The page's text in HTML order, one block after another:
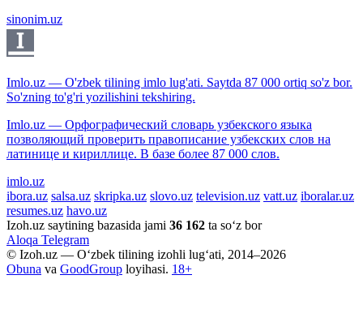
sinonim.uz
Imlo.uz — O'zbek tilining imlo lug'ati. Saytda 87 000 ortiq so'z bor.
So'zning to'g'ri yozilishini tekshiring.
Imlo.uz — Орфографический словарь узбекского языка
позволяющий проверить правописание узбекских слов на
латинице и кириллице. В базе более 87 000 слов.
imlo.uz
ibora.uz salsa.uz skripka.uz slovo.uz television.uz vatt.uz iboralar.uz
resumes.uz havo.uz
Izoh.uz saytining bazasida jami 36 162 ta so‘z bor
Aloqa Telegram
© Izoh.uz — O‘zbek tilining izohli lug‘ati, 2014–2026
Obuna va GoodGroup loyihasi. 18+